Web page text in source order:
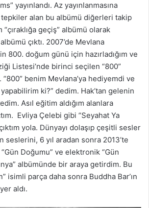
yayınlandı. Az yayınlanmasına
alan bu albümü diğerleri takip
geçiş” albümü olarak
albümü çıktı. 2007’de Mevlana
800. doğum günü için hazırladığım ve
Listesi’nde birinci seçilen “800”
“800” benim Mevlana’ya hediyemdi ve
ki?” dedim. Hak’tan gelenin
Asıl eğitim aldığım alanlara
Evliya Çelebi gibi “Seyahat Ya
yola. Dünyayı dolaşıp çeşitli sesler
seslerini, 6 yıl aradan sonra 2013’te
“Gün Doğumu” ve elektronik “Gün
albümünde bir araya getirdim. Bu
isimli parça daha sonra Buddha Bar’ın
aldı.